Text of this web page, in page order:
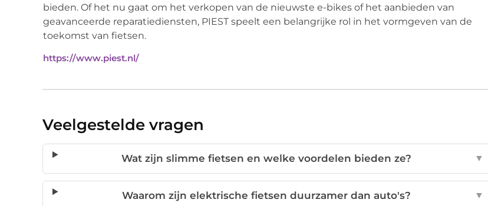
bieden. Of het nu gaat om het verkopen van de nieuwste e-bikes of het aanbieden van
geavanceerde reparatiediensten, PIEST speelt een belangrijke rol in het vormgeven van de
toekomst van fietsen.
https://www.piest.nl/
Veelgestelde vragen
Wat zijn slimme fietsen en welke voordelen bieden ze? ▼
Waarom zijn elektrische fietsen duurzamer dan auto's? ▼